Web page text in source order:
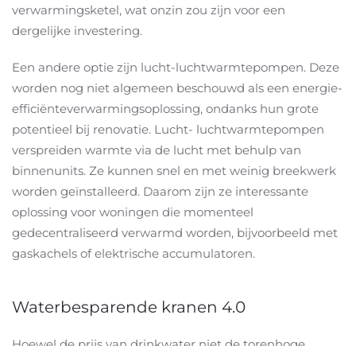
verwarmingsketel, wat onzin zou zijn voor een
dergelijke investering.
Een andere optie zijn lucht-luchtwarmtepompen. Deze
worden nog niet algemeen beschouwd als een energie-
efficiënteverwarmingsoplossing, ondanks hun grote
potentieel bij renovatie. Lucht- luchtwarmtepompen
verspreiden warmte via de lucht met behulp van
binnenunits. Ze kunnen snel en met weinig breekwerk
worden geïnstalleerd. Daarom zijn ze interessante
oplossing voor woningen die momenteel
gedecentraliseerd verwarmd worden, bijvoorbeeld met
gaskachels of elektrische accumulatoren.
Waterbesparende kranen 4.0